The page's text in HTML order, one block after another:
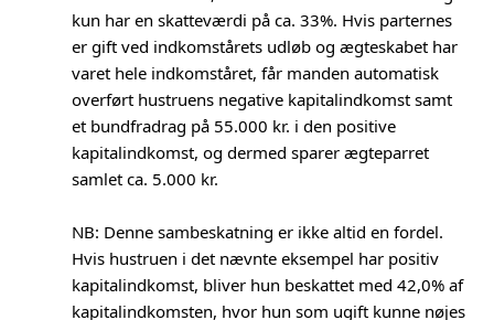
kun har en skatteværdi på ca. 33%. Hvis parternes
er gift ved indkomstårets udløb og ægteskabet har
varet hele indkomståret, får manden automatisk
overført hustruens negative kapitalindkomst samt
et bundfradrag på 55.000 kr. i den positive
kapitalindkomst, og dermed sparer ægteparret
samlet ca. 5.000 kr.
NB: Denne sambeskatning er ikke altid en fordel.
Hvis hustruen i det nævnte eksempel har positiv
kapitalindkomst, bliver hun beskattet med 42,0% af
kapitalindkomsten, hvor hun som ugift kunne nøjes